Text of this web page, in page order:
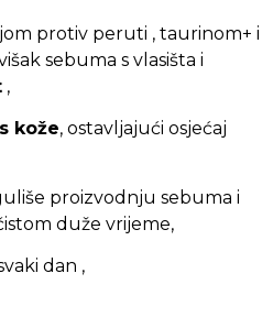
protiv peruti , taurinom+ i
sebuma s vlasišta i
,
kože, ostavljajući osjećaj
proizvodnju sebuma i
duže vrijeme,
dan ,